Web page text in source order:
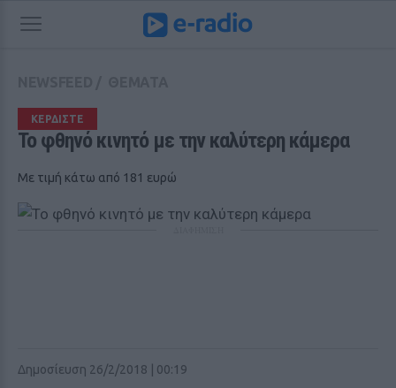
ΚΕΡΔΙΣΤΕ
Το φθηνό κινητό με την καλύτερη κάμερα
Με τιμή κάτω από 181 ευρώ
Δημοσίευση 26/2/2018 | 00:19